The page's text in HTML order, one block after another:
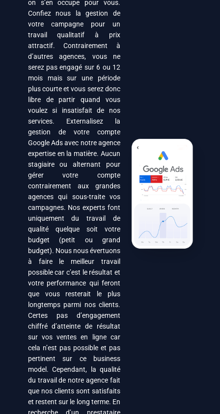
on s’en occupe pour vous.
Confiez nous la gestion de
votre campagne pour un
travail qualitatif à prix
attractif. Contrairement à
d’autres agences, vous ne
serez pas engagé sur 6 ou 12
mois mais sur une période
plus courte et vous serez donc
libre de partir quand vous
voulez si insatisfait de nos
services. Externalisez la
gestion de votre compte
Google Ads avec notre agence
expertise en la matière. Aucun
stagiaire ou alternant pour
gérer votre compte
contrairement aux grandes
agences qui sous-traite vos
campagnes. Nos experts font
uniquement du travail de
qualité quelque soit votre
budget (petit ou grand
budget). Nous nous évertuons
à faire le meilleur travail
possible car c’est le résultat et
votre performance qui feront
que vous resterait le plus
longtemps parmi nos clients.
Certes pas d’engagement
chiffré d’atteinte de résultat
sur vos ventes en ligne car
cela n’est pas possible et pas
pertinent sur ce business
model. Cependant, la qualité
du travail de notre agence fait
que nos clients sont satisfaits
et restent sur le long terme. En